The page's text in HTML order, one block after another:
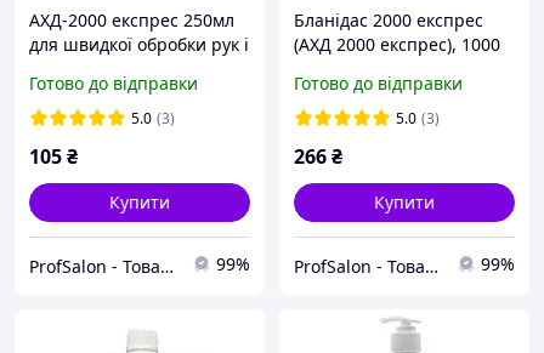
АХД-2000 експрес 250мл
для швидкої обробки рук і
Готово до відправки
5.0 (3)
105₴
Купити
ProfSalon - Товари для професіоналів 99%
Бланідас 2000 експрес
(АХД 2000 експрес), 1000
Готово до відправки
5.0 (3)
266₴
Купити
ProfSalon - Товари для професіоналів 99%